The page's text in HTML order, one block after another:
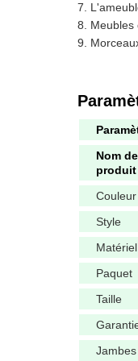
Meubles
Nom de
produit
Couleur
Style
Matériel
Paquet
Taille
Jambes